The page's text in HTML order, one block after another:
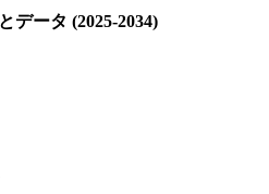
データ (2025-2034)